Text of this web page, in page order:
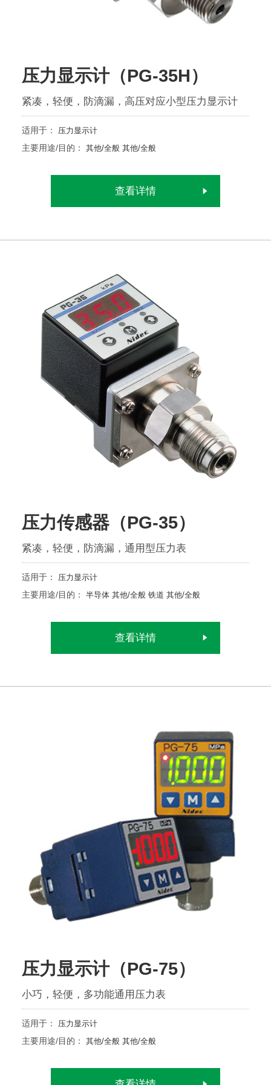
压力显示计（PG-35H）
紧凑，轻便，防滴漏，高压对应小型压力显示计
适用于： 压力显示计
主要用途/目的： 其他/全般 其他/全般
查看详情
压力传感器（PG-35）
紧凑，轻便，防滴漏，通用型压力表
适用于： 压力显示计
主要用途/目的： 半导体 其他/全般 铁道 其他/全般
查看详情
压力显示计（PG-75）
小巧，轻便，多功能通用压力表
适用于： 压力显示计
主要用途/目的： 其他/全般 其他/全般